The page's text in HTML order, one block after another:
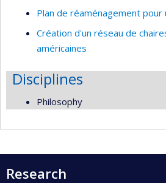
Plan de réaménagement pour
Création d'un réseau de
américaines
Disciplines
Philosophy
Research